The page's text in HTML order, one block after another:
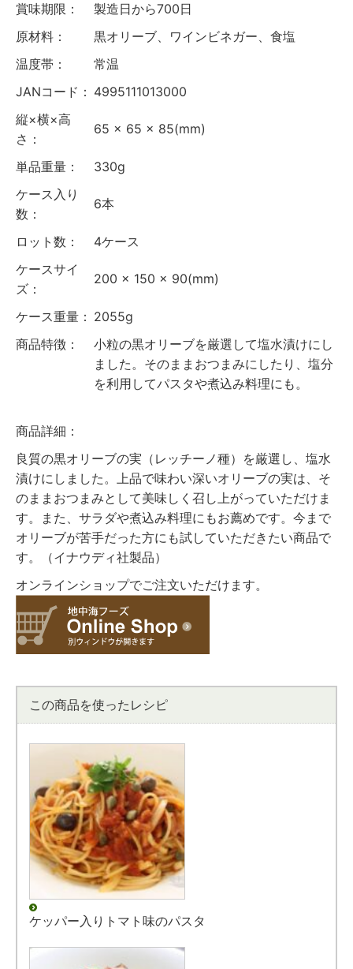
賞味期限：
製造日から700日
原材料：
黒オリーブ、ワインビネガー、食塩
温度帯：
常温
JANコード： 4995111013000
縦×横×高
さ：
65 × 65 × 85(mm)
単品重量：
330g
ケース入り
数：
6本
ロット数：
4ケース
ケースサイ
ズ：
200 × 150 × 90(mm)
ケース重量： 2055g
商品特徴：
小粒の黒オリーブを厳選して塩水漬けにし
ました。そのままおつまみにしたり、塩分
を利用してパスタや煮込み料理にも。
商品詳細：
良質の黒オリーブの実（レッチーノ種）を厳選し、塩水
漬けにしました。上品で味わい深いオリーブの実は、そ
のままおつまみとして美味しく召し上がっていただけま
す。また、サラダや煮込み料理にもお薦めです。今まで
オリーブが苦手だった方にも試していただきたい商品で
す。（イナウディ社製品）
オンラインショップでご注文いただけます。
この商品を使ったレシピ
ケッパー入りトマト味のパスタ